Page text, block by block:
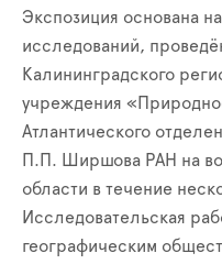
Экспозиция основана
исследований,
Калининградского
учреждения
Атлантического
П.П. Ширшова РАН на
области в течение
Исследовательская
географическим